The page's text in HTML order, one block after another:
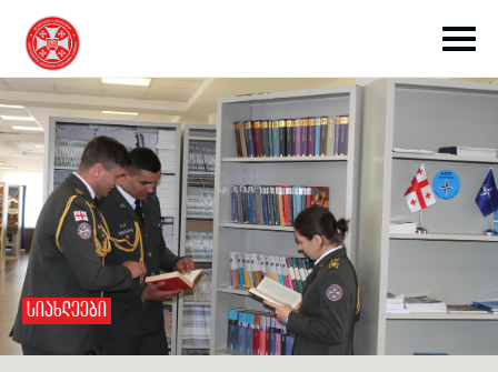
toggle submenu
toggle submenu
ᲡᲘᲐᲮᲚᲔᲔᲑᲘ